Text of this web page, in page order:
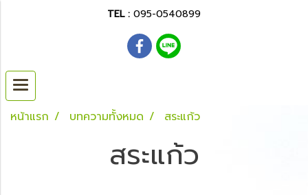
TEL : 095-0540899
หน้าแรก บทความทั้งหมด สระแก้ว
สระแก้ว